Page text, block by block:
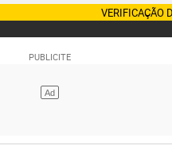
VERIFICAÇÃO